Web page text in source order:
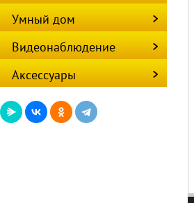
Умный дом
Видеонаблюдение
Аксессуары